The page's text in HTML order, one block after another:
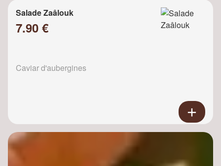
Salade Zaâlouk
7.90 €
Caviar d'aubergines